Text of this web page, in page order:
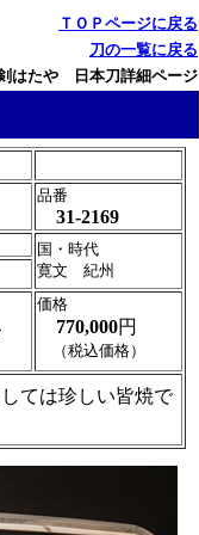
ＴＯＰページに戻る
刀の一覧に戻る
はたや 日本刀詳細ページ
品番
31-2169
国・時代
寛文 紀州
価格
770,000円
（税込価格）
ては珍しい皆焼で